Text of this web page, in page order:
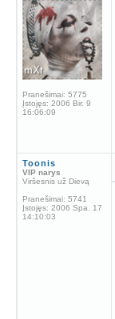
Pranešimai: 5775
Įstojęs: 2006 Bir. 9
16:06:09
Toonis
VIP narys
Viršesnis už Dievą
Pranešimai: 5741
Įstojęs: 2006 Spa. 17
14:10:03